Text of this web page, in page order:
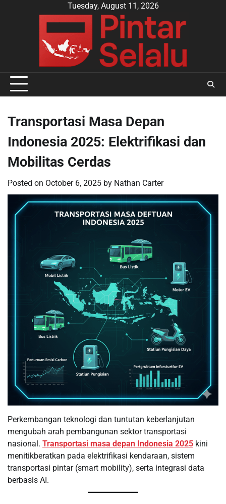
Tuesday, August 11, 2026
Transportasi Masa Depan
Indonesia 2025: Elektrifikasi dan
Mobilitas Cerdas
Posted on October 6, 2025 by Nathan Carter
Perkembangan teknologi dan tuntutan keberlanjutan
mengubah arah pembangunan sektor transportasi
nasional. Transportasi masa depan Indonesia 2025 kini
menitikberatkan pada elektrifikasi kendaraan, sistem
transportasi pintar (smart mobility), serta integrasi data
berbasis AI.